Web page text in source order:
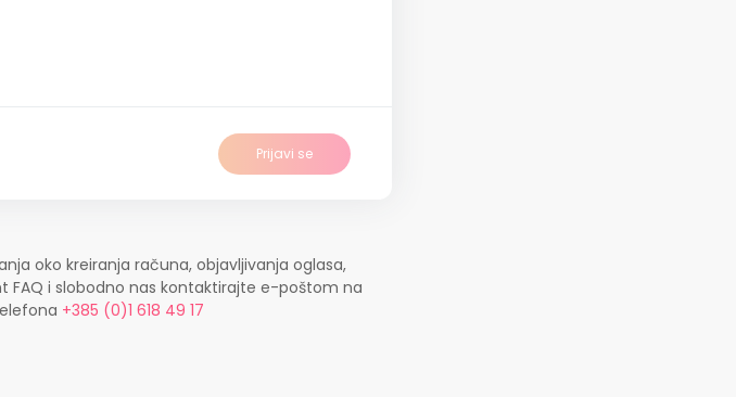
Prijavi se
oko kreiranja računa, objavljivanja oglasa,
FAQ i slobodno nas kontaktirajte e-poštom na
+385 (0)1 618 49 17